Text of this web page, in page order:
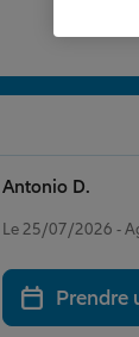
Le 25/07/2026 -
Antonio D.
Prendre